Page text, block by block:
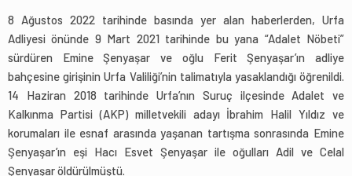
8 Ağustos 2022 tarihinde basında yer alan haberlerden, Urfa
Adliyesi önünde 9 Mart 2021 tarihinde bu yana “Adalet Nöbeti”
sürdüren Emine Şenyaşar ve oğlu Ferit Şenyaşar’ın adliye
bahçesine girişinin Urfa Valiliği’nin talimatıyla yasaklandığı öğrenildi.
14 Haziran 2018 tarihinde Urfa’nın Suruç ilçesinde Adalet ve
Kalkınma Partisi (AKP) milletvekili adayı İbrahim Halil Yıldız ve
korumaları ile esnaf arasında yaşanan tartışma sonrasında Emine
Şenyaşar’ın eşi Hacı Esvet Şenyaşar ile oğulları Adil ve Celal
Şenyaşar öldürülmüştü.